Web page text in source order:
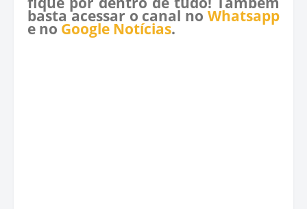
basta acessar o canal no Whatsapp
e no Google Notícias.